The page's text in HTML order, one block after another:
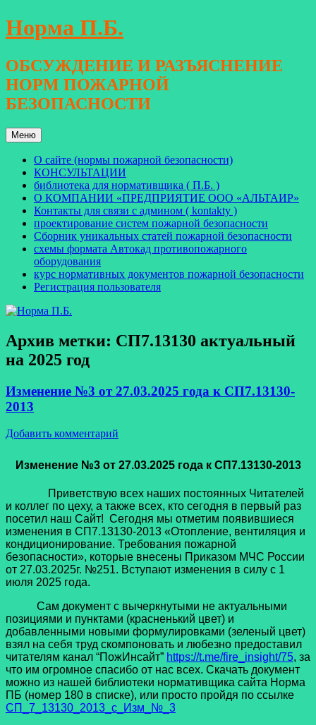
Перейти
к
Норма П.Б.
ОБСУЖДЕНИЕ И РАЗЪЯСНЕНИЕ
НОРМ ПОЖАРНОЙ
БЕЗОПАСНОСТИ
Меню
О сайте (нормы пожарной безопасности)
КОНСУЛЬТАЦИИ
библиотека для нормативщика ( П.Б. )
О КОМПАНИИ «ПРЕДПРИЯТИЕ ООО «АЛЬТАИР»
Контакты для связи с админом ( kontakty )
проектирование систем пожарной безопасности
Сборник уникальных статей пожарной безопасности
схемы формата Автокад противопожарного
оборудования
курс нормативных документов пожарной безопасности
Регистрация пользователя
Архив метки: СП7.13130 актуальный
на 2025 год
Изменение №3 от 27.03.2025 года к СП7.13130-
2013
Добавить комментарий
Изменение №3 от 27.03.2025 года к СП7.13130-2013
Приветствую всех наших постоянных Читателей
и коллег по цеху, а также всех, кто сегодня в первый раз
посетил наш Сайт! Сегодня мы отметим появившиеся
изменения в СП7.13130-2013 «Отопление, вентиляция и
кондиционирование. Требования пожарной
безопасности», которые внесены Приказом МЧС России
от 27.03.2025г. №251. Вступают изменения в силу с 1
июля 2025 года.
Сам документ с вычеркнутыми не актуальными
позициями и пунктами (красненький цвет) и
добавленными новыми формулировками (зеленый цвет)
взял на себя труд скомпоновать и любезно предоставил
читателям канал “ПожИнсайт” https://t.me/fire_insight/75, за
что им огромное спасибо от нас всех. Скачать документ
можно из нашей библиотеки нормативщика сайта Норма
ПБ (номер 180 в списке), или просто пройдя по ссылке
СП_7_13130_2013_с_Изм_№_3